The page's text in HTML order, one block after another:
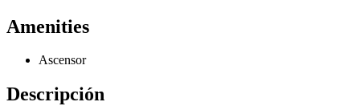
Amenities
Ascensor
Descripción